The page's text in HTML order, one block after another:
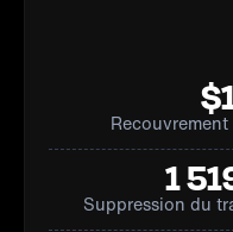
1
Suppression du